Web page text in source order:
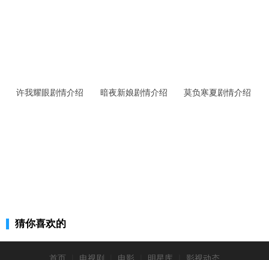
许我耀眼剧情介绍 暗夜新娘剧情介绍 莫负寒夏剧情介绍
猜你喜欢的
首页 电视剧 电影 明星库 影视动态